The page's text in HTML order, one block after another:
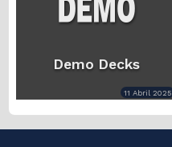
Demo Decks
11 Abril 2025